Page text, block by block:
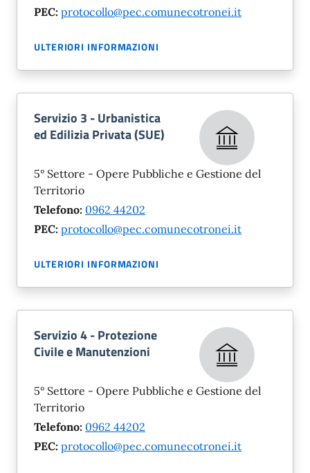
PEC: protocollo@pec.comunecotronei.it
ULTERIORI INFORMAZIONI
Servizio 3 - Urbanistica
ed Edilizia Privata (SUE)
5° Settore - Opere Pubbliche e Gestione del
Territorio
Telefono: 0962 44202
PEC: protocollo@pec.comunecotronei.it
ULTERIORI INFORMAZIONI
Servizio 4 - Protezione
Civile e Manutenzioni
5° Settore - Opere Pubbliche e Gestione del
Territorio
Telefono: 0962 44202
PEC: protocollo@pec.comunecotronei.it